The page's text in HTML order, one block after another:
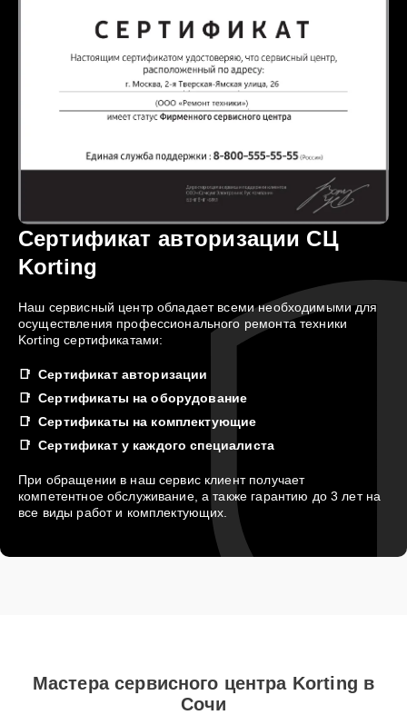
Сертификат авторизации СЦ
Korting
Наш сервисный центр обладает всеми необходимыми для
осуществления профессионального ремонта техники
Korting сертификатами:
Сертификат авторизации
Сертификаты на оборудование
Сертификаты на комплектующие
Сертификат у каждого специалиста
При обращении в наш сервис клиент получает
компетентное обслуживание, а также гарантию до 3 лет на
все виды работ и комплектующих.
Мастера сервисного центра Korting в
Сочи